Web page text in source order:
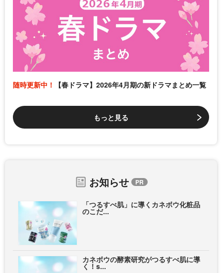
随時更新中！ 【春ドラマ】2026年4月期の新ドラマまとめ一覧
もっと見る
お知らせ
「つるすべ肌」に導くカネボウ化粧品
のこだ...
カネボウの酵素研究がつるすべ肌に導
く！s...